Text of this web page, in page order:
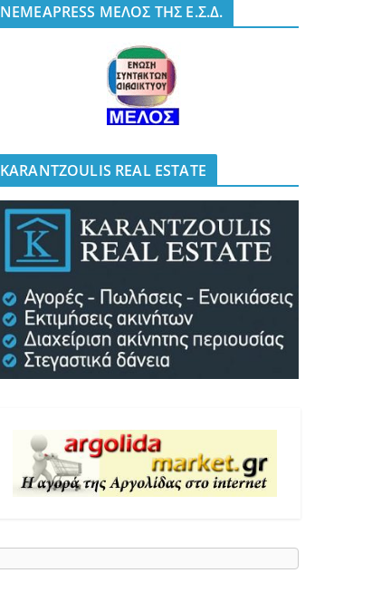
NEMEAPRESS ΜΕΛΟΣ ΤΗΣ Ε.Σ.Δ.
KARANTZOULIS REAL ESTATE